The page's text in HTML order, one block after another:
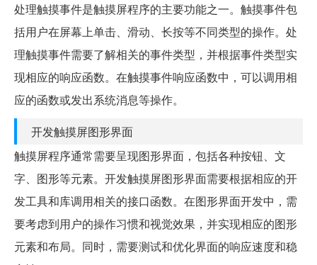
处理触摸事件是触摸屏程序的主要功能之一。触摸事件包
括用户在屏幕上单击、滑动、长按等不同类型的操作。处
理触摸事件需要了解相关的事件类型，并根据事件类型实
现相应的响应函数。在触摸事件响应函数中，可以调用相
应的函数或发出系统消息等操作。
开发触摸屏图形界面
触摸屏程序通常需要呈现图形界面，包括各种按钮、文
字、图形等元素。开发触摸屏图形界面需要根据相应的开
发工具和库调用相关的接口函数。在图形界面开发中，需
要考虑到用户的操作习惯和视觉效果，并实现相应的图形
元素和布局。同时，需要测试和优化界面的响应速度和稳